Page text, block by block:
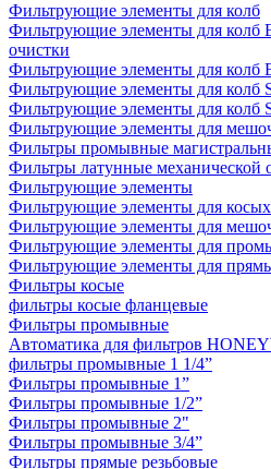
Фильтрующие элементы для колб
Фильтрующие элементы для колб
очистки
Фильтрующие элементы для колб
Фильтрующие элементы для колб
Фильтрующие элементы для колб
Фильтрующие элементы для
Фильтры промывные
Фильтры латунные механической
Фильтрующие элементы
Фильтрующие элементы для
Фильтрующие элементы для
Фильтрующие элементы для
Фильтрующие элементы для
Фильтры косые
фильтры косые фланцевые
Фильтры промывные
Автоматика для фильтров
фильтры промывные 1 1/4”
Фильтры промывные 1”
Фильтры промывные 1/2”
Фильтры промывные 2"
Фильтры промывные 3/4”
Фильтры прямые резьбовые